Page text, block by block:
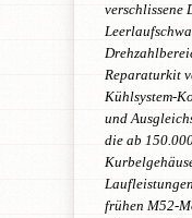
verschlissene
Reparaturkit
Kühlsystem-
und
die ab
frühen M52-